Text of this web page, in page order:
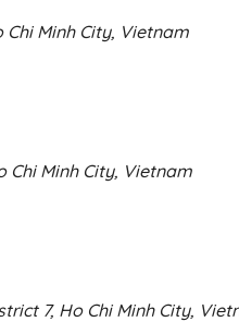
Chi Minh City, Vietnam
Chi Minh City, Vietnam
7, Ho Chi Minh City,